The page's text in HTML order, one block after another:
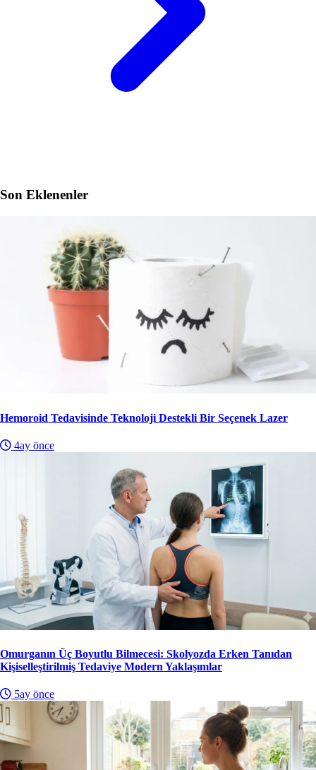
Son Eklenenler
Hemoroid Tedavisinde Teknoloji Destekli Bir Seçenek Lazer
4ay önce
Omurganın Üç Boyutlu Bilmecesi: Skolyozda Erken Tanıdan
Kişiselleştirilmiş Tedaviye Modern Yaklaşımlar
5ay önce